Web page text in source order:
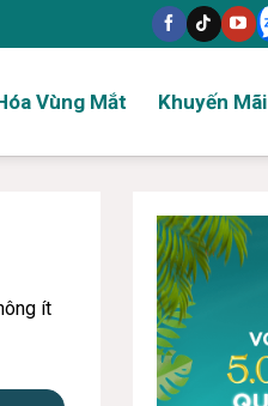
Vùng Mắt Khuyến Mãi
ít